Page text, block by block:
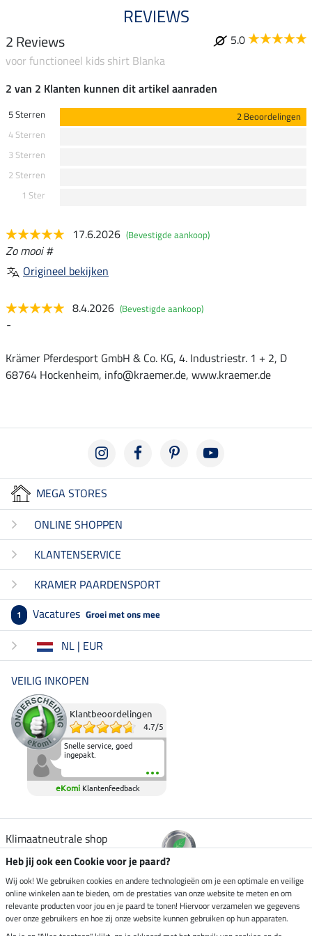
REVIEWS
2 Reviews
5.0
voor functioneel kids shirt Blanka
2 van 2 Klanten kunnen dit artikel aanraden
5 Sterren
2 Beoordelingen
4 Sterren
3 Sterren
2 Sterren
1 Ster
17.6.2026 (Bevestigde aankoop)
Zo mooi #
Origineel bekijken
8.4.2026 (Bevestigde aankoop)
-
Krämer Pferdesport GmbH & Co. KG, 4. Industriestr. 1 + 2, D
68764 Hockenheim, info@kraemer.de, www.kraemer.de
MEGA STORES
ONLINE SHOPPEN
KLANTENSERVICE
KRAMER PAARDENSPORT
1 Vacatures Groei met ons mee
NL | EUR
VEILIG INKOPEN
Klantbeoordelingen
4.7/5
Snelle service, goed
ingepakt.
eKomi Klantenfeedback
Klimaatneutrale shop
Verzending per
Veilig betalen met
Heb jij ook een Cookie voor je paard?
Wij ook! We gebruiken cookies en andere technologieën om je een optimale en veilige
online winkelen aan te bieden, om de prestaties van onze website te meten en om
relevante producten voor jou en je paard te tonen! Hiervoor verzamelen we gegevens
over onze gebruikers en hoe zij onze website kunnen gebruiken op hun apparaten.